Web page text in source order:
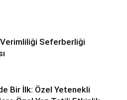
Verimliliği Seferberliği
Bir İlk: Özel Yetenekli